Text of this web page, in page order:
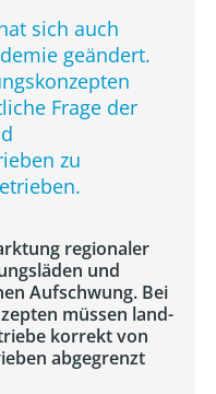
sich auch
geändert.
Frage der
zu
regionaler
und
Aufschwung. Bei
müssen land-
korrekt von
abgegrenzt